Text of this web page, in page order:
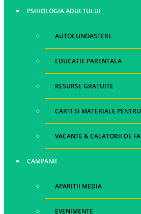
PSIHOLOGIA ADULTULUI
AUTOCUNOASTERE
EDUCATIE PARENTALA
RESURSE GRATUITE
CARTI SI MATERIALE
VACANTE & CALATORII DE
CAMPANII
APARITII MEDIA
EVENIMENTE